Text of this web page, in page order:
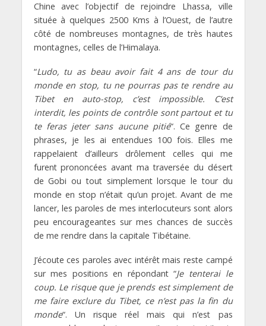
Chine avec l’objectif de rejoindre Lhassa, ville
située à quelques 2500 Kms à l’Ouest, de l’autre
côté de nombreuses montagnes, de très hautes
montagnes, celles de l’Himalaya.
“Ludo, tu as beau avoir fait 4 ans de tour du
monde en stop, tu ne pourras pas te rendre au
Tibet en auto-stop, c’est impossible. C’est
interdit, les points de contrôle sont partout et tu
te feras jeter sans aucune pitié“. Ce genre de
phrases, je les ai entendues 100 fois. Elles me
rappelaient d’ailleurs drôlement celles qui me
furent prononcées avant ma traversée du désert
de Gobi ou tout simplement lorsque le tour du
monde en stop n’était qu’un projet. Avant de me
lancer, les paroles de mes interlocuteurs sont alors
peu encourageantes sur mes chances de succès
de me rendre dans la capitale Tibétaine.
J’écoute ces paroles avec intérêt mais reste campé
sur mes positions en répondant “Je tenterai le
coup. Le risque que je prends est simplement de
me faire exclure du Tibet, ce n’est pas la fin du
monde“. Un risque réel mais qui n’est pas